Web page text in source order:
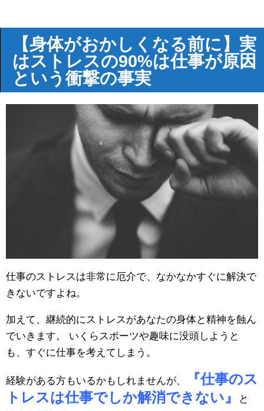
【身体がおかしくなる前に】実
はストレスの90%は仕事が原因
という衝撃の事実
仕事のストレスは非常に厄介で、なかなかすぐに解決で
きないですよね。
加えて、継続的にストレスがあなたの身体と精神を蝕ん
でいきます。 いくらスポーツや趣味に没頭しようと
も、すぐに仕事を考えてしまう。
経験がある方もいるかもしれませんが、
『仕事のス
トレスは仕事でしか解消できない』
と